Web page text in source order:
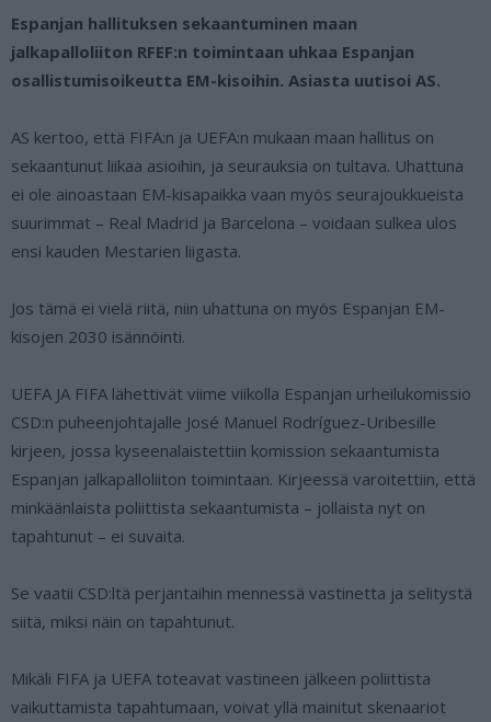
Espanjan hallituksen sekaantuminen maan
jalkapalloliiton RFEF:n toimintaan uhkaa Espanjan
osallistumisoikeutta EM-kisoihin. Asiasta uutisoi AS.
AS kertoo, että FIFA:n ja UEFA:n mukaan maan hallitus on
sekaantunut liikaa asioihin, ja seurauksia on tultava. Uhattuna
ei ole ainoastaan EM-kisapaikka vaan myös seurajoukkueista
suurimmat – Real Madrid ja Barcelona – voidaan sulkea ulos
ensi kauden Mestarien liigasta.
Jos tämä ei vielä riitä, niin uhattuna on myös Espanjan EM-
kisojen 2030 isännöinti.
UEFA JA FIFA lähettivät viime viikolla Espanjan urheilukomissio
CSD:n puheenjohtajalle José Manuel Rodríguez-Uribesille
kirjeen, jossa kyseenalaistettiin komission sekaantumista
Espanjan jalkapalloliiton toimintaan. Kirjeessä varoitettiin, että
minkäänlaista poliittista sekaantumista – jollaista nyt on
tapahtunut – ei suvaita.
Se vaatii CSD:ltä perjantaihin mennessä vastinetta ja selitystä
siitä, miksi näin on tapahtunut.
Mikäli FIFA ja UEFA toteavat vastineen jälkeen poliittista
vaikuttamista tapahtumaan, voivat yllä mainitut skenaariot